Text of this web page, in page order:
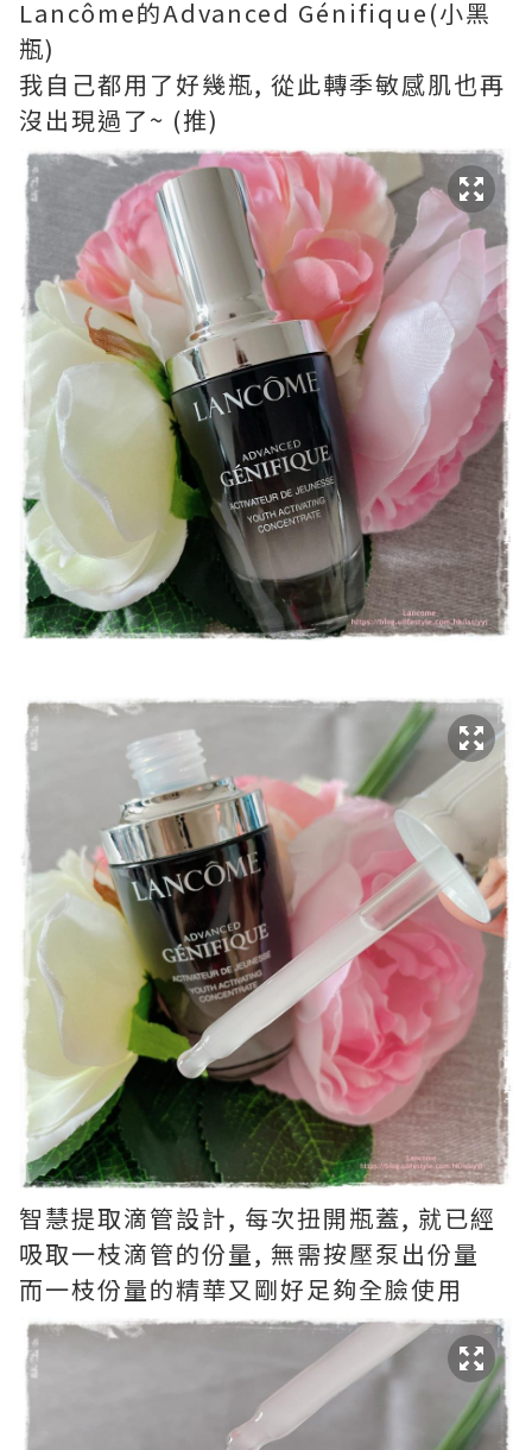
Lancôme的Advanced Génifique(小黑
瓶)
我自己都用了好幾瓶, 從此轉季敏感肌也再
沒出現過了~ (推)
智慧提取滴管設計, 每次扭開瓶蓋, 就已經
吸取一枝滴管的份量, 無需按壓泵出份量
而一枝份量的精華又剛好足夠全臉使用